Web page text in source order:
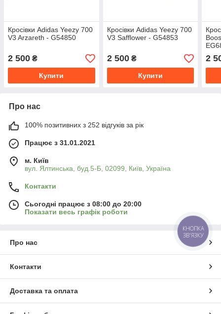
Кросівки Adidas Yeezy 700
V3 Arzareth - G54850
2 500 ₴
Купити
Кросівки Adidas Yeezy 700
V3 Safflower - G54853
2 500₴
Купити
2
Про нас
100% позитивних з 252 відгуків за рік
Працює з 31.01.2021
м. Київ
вул. Ялтинська, буд.5-Б, 02099, Київ, Україна
Контакти
Сьогодні працює з 08:00 до 20:00
Показати весь графік роботи
Про нас
Контакти
Доставка та оплата
КНОПКА
ЗВ'ЯЗКУ